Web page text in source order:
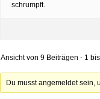
schrumpft.
Ansicht von 9 Beiträgen - 1
Du musst angemeldet sein,